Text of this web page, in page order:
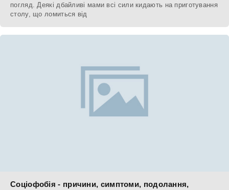
погляд. Деякі дбайливі мами всі сили кидають на приготування
столу, що ломиться від
Соціофобія - причини, симптоми, подолання,